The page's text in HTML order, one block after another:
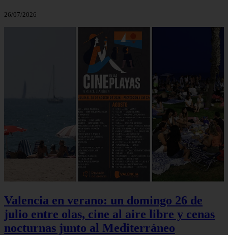
26/07/2026
Valencia en verano: un domingo 26 de
julio entre olas, cine al aire libre y cenas
nocturnas junto al Mediterráneo